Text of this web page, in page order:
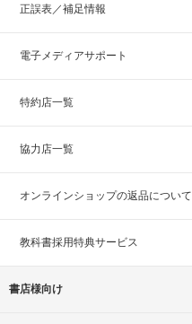
正誤表／補足情報
電子メディアサポート
特約店一覧
協力店一覧
オンラインショップの返品について
教科書採用特典サービス
書店様向け